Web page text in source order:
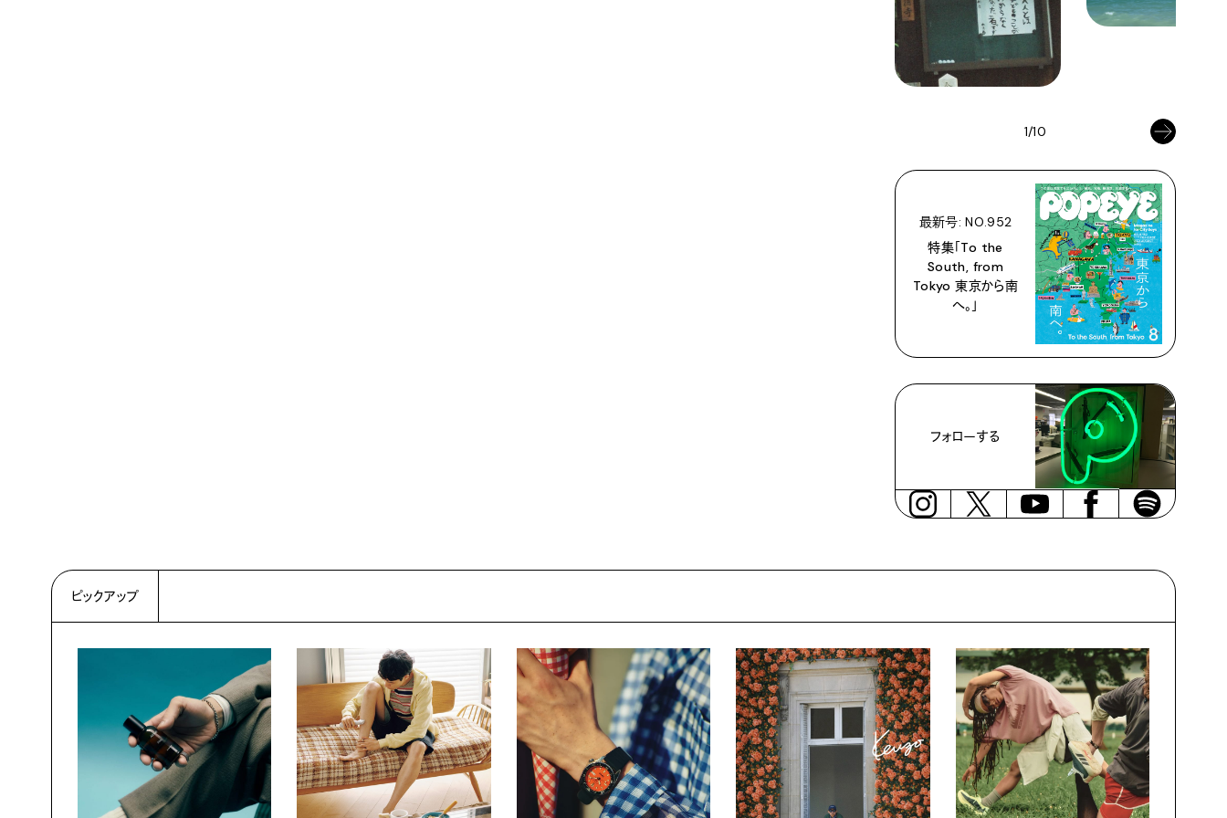
1/10
最新号: NO.952
特集「To the
South, from
Tokyo 東京から南
へ。」
フォローする
ピックアップ